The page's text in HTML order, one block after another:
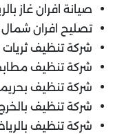
صيانة افران غاز
تصليح افران شمال
شركة تنظيف ثريات
شركة تنظيف
شركة تنظيف
شركة تنظيف
شركة تنظيف